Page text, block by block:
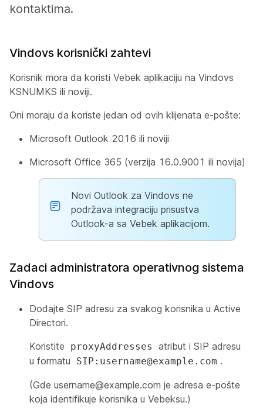
kontaktima.
Vindovs korisnički zahtevi
Korisnik mora da koristi Vebek aplikaciju na Vindovs
KSNUMKS ili noviji.
Oni moraju da koriste jedan od ovih klijenata e-pošte:
Microsoft Outlook 2016 ili noviji
Microsoft Office 365 (verzija 16.0.9001 ili novija)
Novi Outlook za Vindovs ne
podržava integraciju prisustva
Outlook-a sa Vebek aplikacijom.
Zadaci administratora operativnog sistema
Vindovs
Dodajte SIP adresu za svakog korisnika u Active
Directori.
Koristite
proxyAddresses
atribut i SIP adresu
u formatu
SIP:username@example.com .
(Gde username@example.com je adresa e-pošte
koja identifikuje korisnika u Vebeksu.)